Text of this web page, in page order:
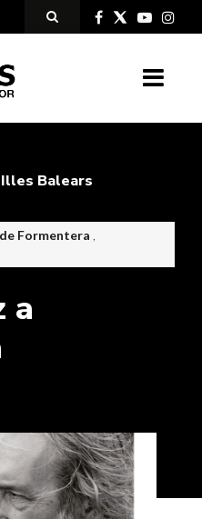
Illes Balears
Formentera
a